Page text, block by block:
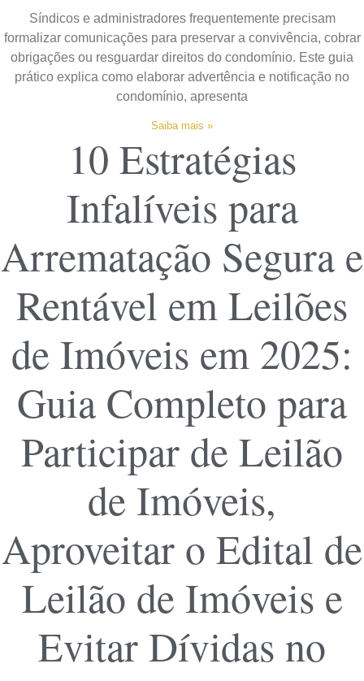
Síndicos e administradores frequentemente precisam
formalizar comunicações para preservar a convivência, cobrar
obrigações ou resguardar direitos do condomínio. Este guia
prático explica como elaborar advertência e notificação no
condomínio, apresenta
Saiba mais »
10 Estratégias
Infalíveis para
Arrematação Segura e
Rentável em Leilões
de Imóveis em 2025:
Guia Completo para
Participar de Leilão
de Imóveis,
Aproveitar o Edital de
Leilão de Imóveis e
Evitar Dívidas no